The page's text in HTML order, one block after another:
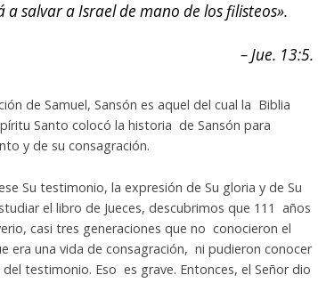
salvar a Israel de mano de los filisteos».
– Jue. 13:5.
de Samuel, Sansón es aquel del cual la Biblia
Santo colocó la historia de Sansón para
y de su consagración.
Su testimonio, la expresión de Su gloria y de Su
el libro de Jueces, descubrimos que 111 años
casi tres generaciones que no conocieron el
era una vida de consagración, ni pudieron conocer
testimonio. Eso es grave. Entonces, el Señor dio